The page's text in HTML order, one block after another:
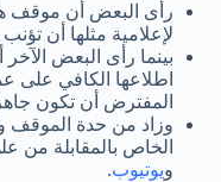
رأى البعض أن موقف
لإعلامية مثلها أن
بينما رأى البعض
اطلاعها الكافي على
المفترض أن تكون
وزاد من حدة الموقف
الخاص بالمقابلة من
ويوتيوب.